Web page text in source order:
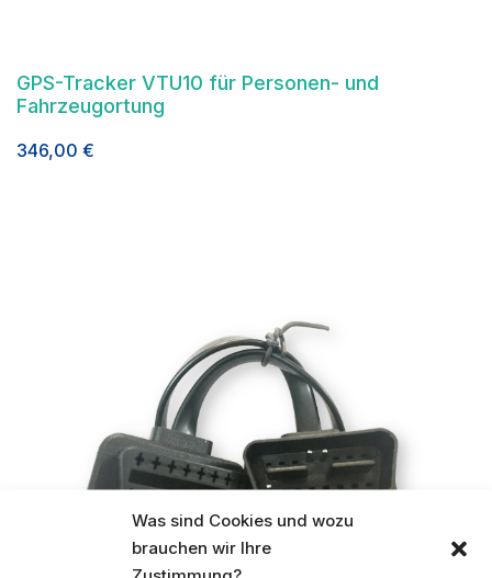
Was sind Cookies und wozu
brauchen wir Ihre
GPS-Tracker VTU10 für Personen- und
Fahrzeugortung
346,00 €